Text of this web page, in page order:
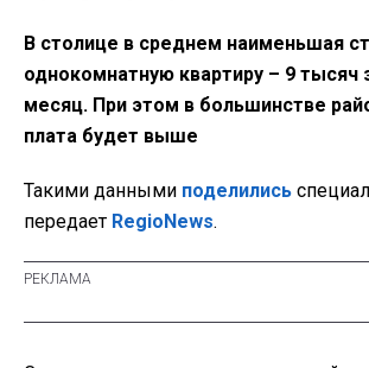
В столице в среднем наименьшая
однокомнатную квартиру – 9 тысяч
месяц. При этом в большинстве
плата будет выше
Такими данными поделились
передает RegioNews.